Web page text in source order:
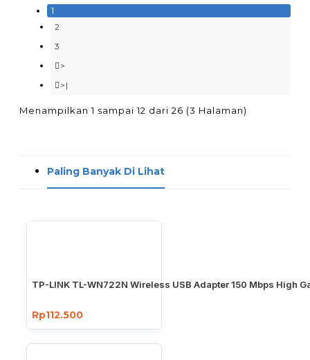
1
2
3
>
>|
Menampilkan 1 sampai 12 dari 26 (3 Halaman)
Paling Banyak Di Lihat
TP-LINK TL-WN722N Wireless USB Adapter 150 Mbps High
Rp112.500